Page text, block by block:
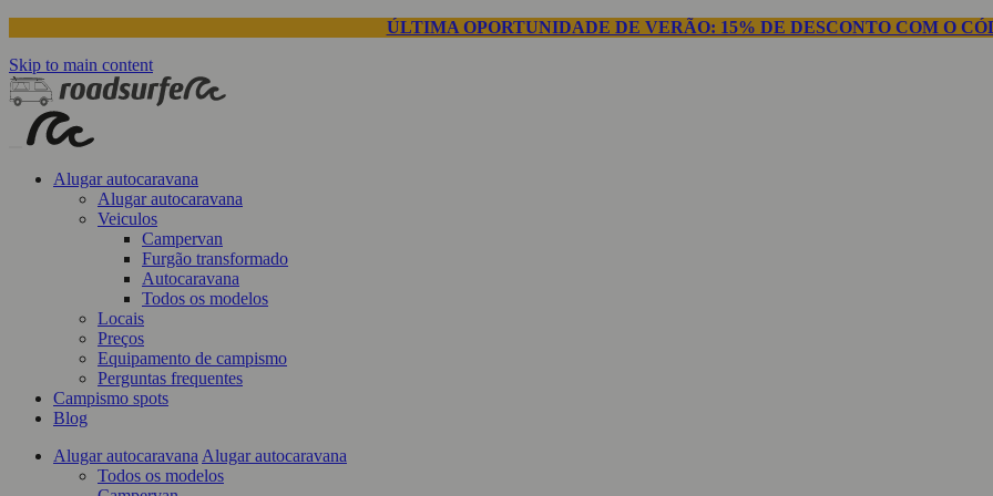
ÚLTIMA OPORTUNIDADE DE VERÃO: 15% DE DESCONTO COM O
Skip to main content
Alugar autocaravana
Alugar autocaravana
Veiculos
Campervan
Furgão transformado
Autocaravana
Todos os modelos
Locais
Preços
Equipamento de campismo
Perguntas frequentes
Campismo spots
Blog
Alugar autocaravana Alugar autocaravana
Todos os modelos